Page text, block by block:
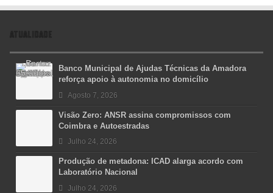
ATUALIDADE
Banco Municipal de Ajudas Técnicas da Amadora
reforça apoio à autonomia no domicílio
Agosto 7, 2026
Visão Zero: ANSR assina compromissos com
Coimbra e Autoestradas
Julho 24, 2026
Produção de metadona: ICAD alarga acordo com
Laboratório Nacional
Julho 24, 2026